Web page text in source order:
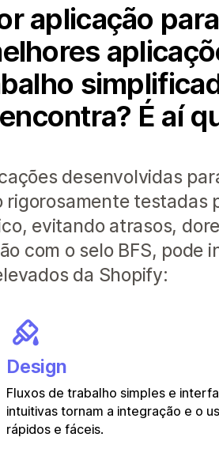
aplicação
É aí
desenvolvidas
testadas
evitando atrasos,
com o selo BFS,
da Shopify:
Design
Fluxos de trabalho simples e
intuitivas tornam a integração e o
rápidos e fáceis.